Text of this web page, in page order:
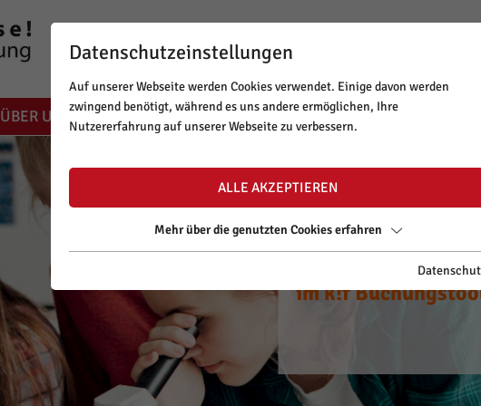
BUCHUNGSTOOL NEWSLETTER
ÜBER UNS ANGEBOT & THEMEN LAUFENDE
CYANce out of
zu neuen Ufern.
Spannende
im k!f
Starte dein
auf www.mint-
CYANce out of
zu neuen Ufern.
Spannende
im k!f
Datenschutzeinstellungen
Auf unserer Webseite werden Cookies verwendet. Einige davon werden
zwingend benötigt, während es uns andere ermöglichen, Ihre
Nutzererfahrung auf unserer Webseite zu verbessern.
ALLE AKZEPTIEREN
Mehr über die genutzten Cookies erfahren